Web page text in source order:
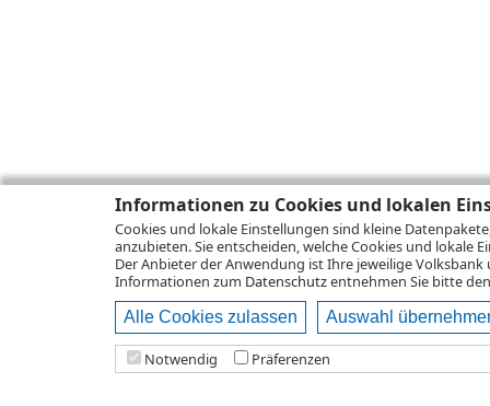
Informationen zu Cookies und lokalen
Cookies und lokale Einstellungen sind kleine
anzubieten. Sie entscheiden, welche Cookies und lokale
Der Anbieter der Anwendung ist Ihre jeweilige Volksbank
Informationen zum Datenschutzentnehmen Sie bitte
Alle Cookies zulassen Auswahl
Notwendig Präferenzen